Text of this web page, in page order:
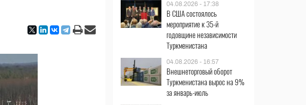
04.08.2026 - 17:38
В США состоялось
мероприятие к 35-й
годовщине независимости
Туркменистана
04.08.2026 - 16:57
Внешнеторговый оборот
Туркменистана вырос на 9%
за январь-июль